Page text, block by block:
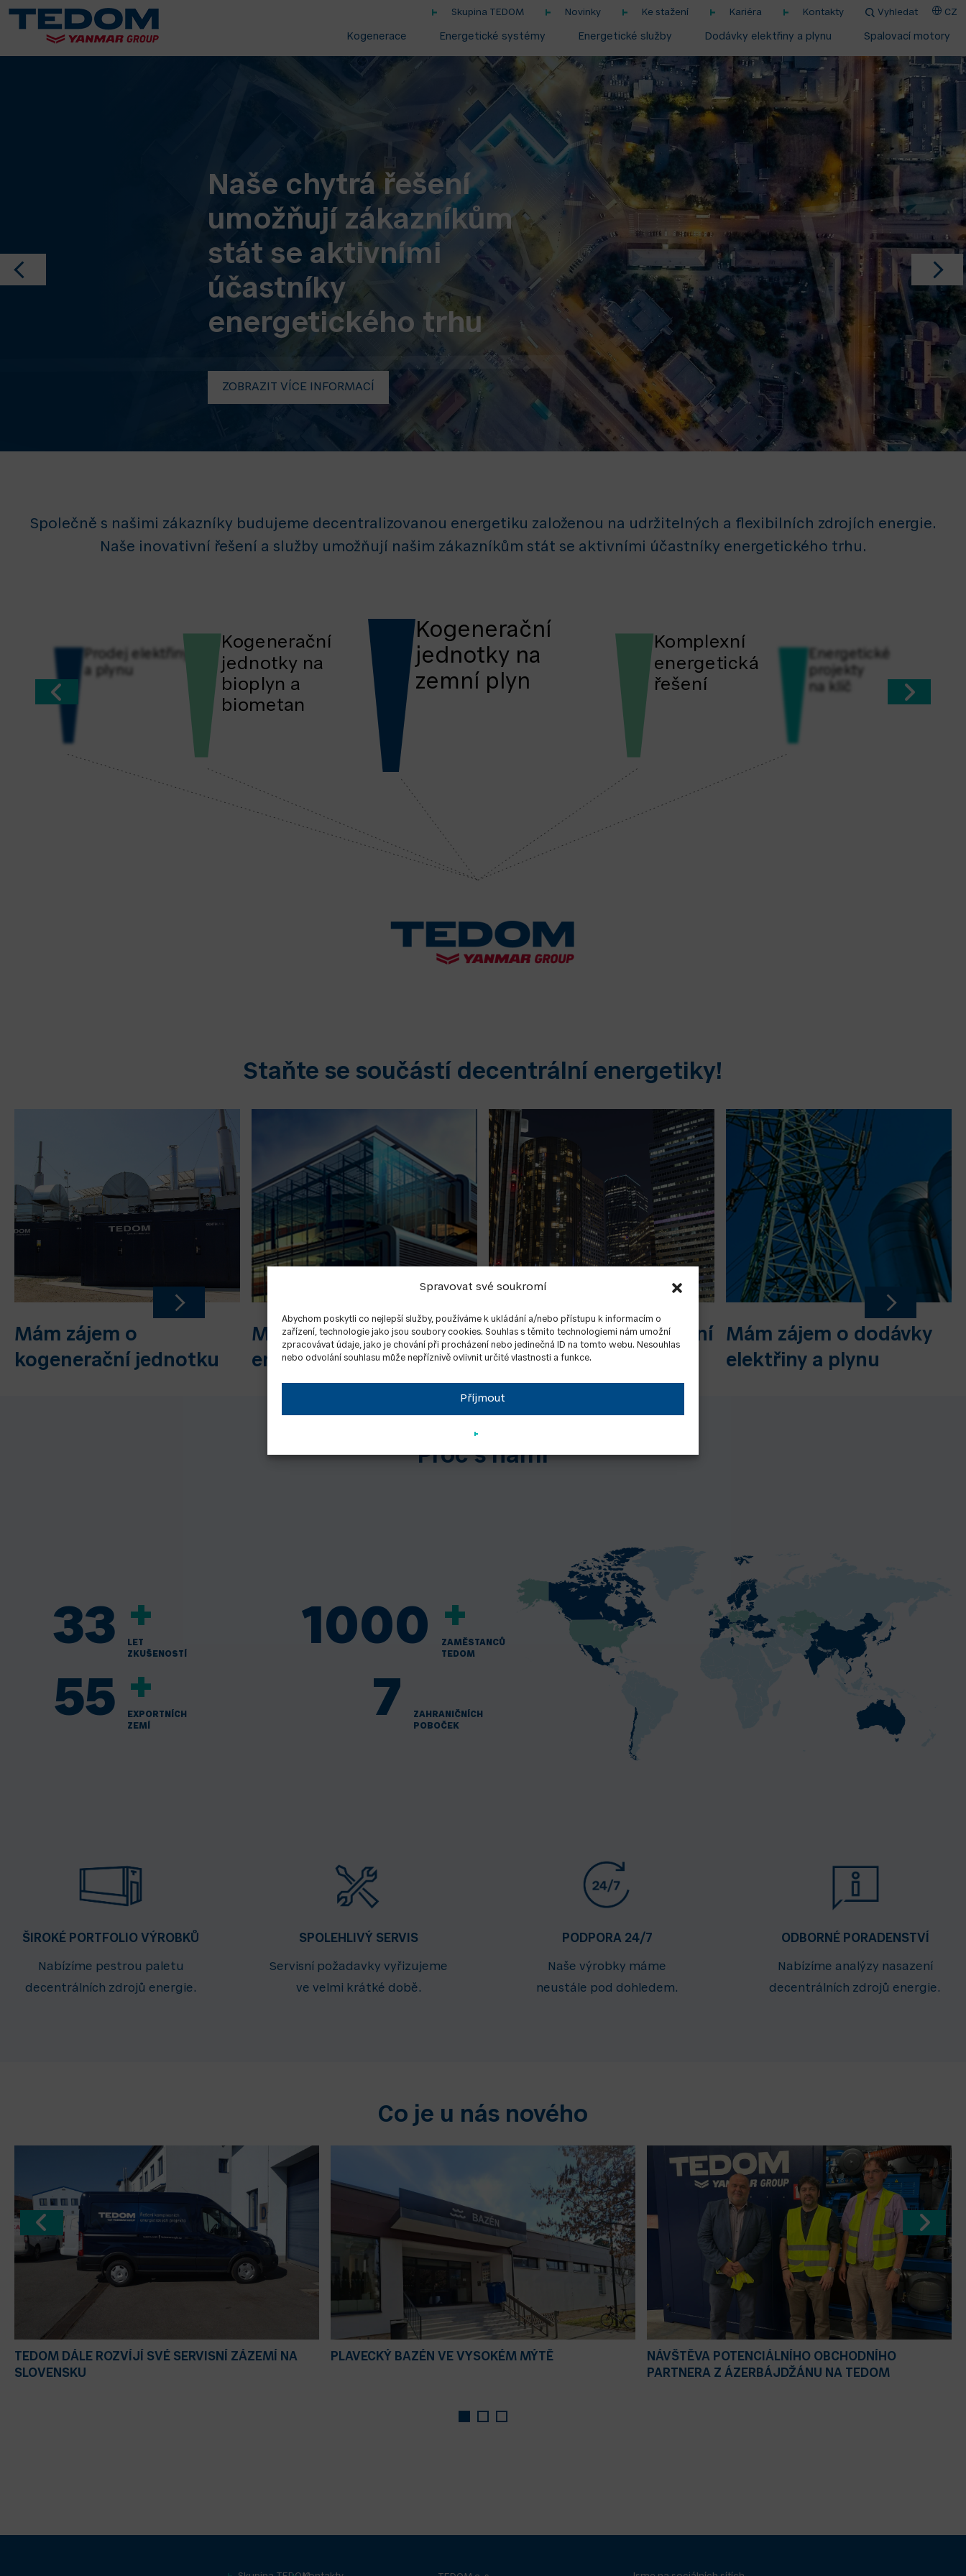
Spravovat své soukromí
Abychom poskytli co nejlepší služby, používáme k ukládání a/nebo přístupu k informacím o
zařízení, technologie jako jsou soubory cookies. Souhlas s těmito technologiemi nám umožní
zpracovávat údaje, jako je chování při procházení nebo jedinečná ID na tomto webu. Nesouhlas
nebo odvolání souhlasu může nepříznivě ovlivnit určité vlastnosti a funkce.
Příjmout
Skupina TEDOM Novinky Ke stažení Kariéra Kontakty Vyhledat CZ
Kogenerace Energetické systémy Energetické služby Dodávky elektřiny a plynu Spalovací motory
Naše chytrá řešení
umožňují zákazníkům
stát se aktivními
účastníky
energetického trhu
ZOBRAZIT VÍCE INFORMACÍ
Společně s našimi zákazníky budujeme decentralizovanou energetiku založenou na udržitelných a flexibilních zdrojích energie.
Naše inovativní řešení a služby umožňují našim zákazníkům stát se aktivními účastníky energetického trhu.
Prodej elektřiny
a plynu
Kogenerační
jednotky na
bioplyn a
biometan
Kogenerační
jednotky na
zemní plyn
Komplexní
energetická
řešení
Energetické
projekty
na klíč
Staňte se součástí decentrální energetiky!
Mám zájem o
kogenerační jednotku
Mám zájem o moderní
energetický systém
Mám zájem o komplexní
energetické řešení
Mám zájem o dodávky
elektřiny a plynu
Proč s námi
33 +
LET
ZKUŠENOSTÍ
1000 +
ZAMĚSTANCŮ
TEDOM
55 +
EXPORTNÍCH
ZEMÍ
7
ZAHRANIČNÍCH
POBOČEK
ŠIROKÉ PORTFOLIO VÝROBKŮ
Nabízíme pestrou paletu
decentrálních zdrojů energie.
SPOLEHLIVÝ SERVIS
Servisní požadavky vyřizujeme
ve velmi krátké době.
PODPORA 24/7
Naše výrobky máme
neustále pod dohledem.
ODBORNÉ PORADENSTVÍ
Nabízíme analýzy nasazení
decentrálních zdrojů energie.
Co je u nás nového
TEDOM DÁLE ROZVÍJÍ SVÉ SERVISNÍ ZÁZEMÍ NA
SLOVENSKU
PLAVECKÝ BAZÉN VE VYSOKÉM MÝTĚ
NÁVŠTĚVA POTENCIÁLNÍHO OBCHODNÍHO
PARTNERA Z ÁZERBÁJDŽÁNU NA TEDOM